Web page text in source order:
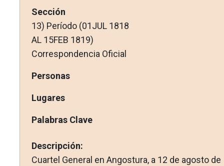
Sección
13) Período (01JUL 1818
AL 15FEB 1819)
Correspondencia Oficial
Personas
Lugares
Palabras Clave
Descripción:
Cuartel General en Angostura, a 12 de agosto de